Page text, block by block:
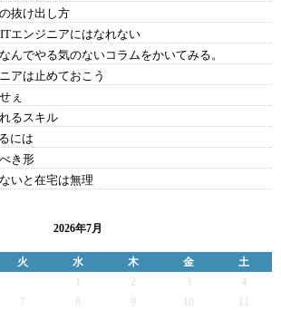
抜け出し方
エンジニアにはなれない
んでやる気のないコラムをかいてみる。
アは止めておこう
ぇ
るスキル
には
き形
いと在宅は無理
2026年7月
火 水 木 金
土
2 3
4
7 9